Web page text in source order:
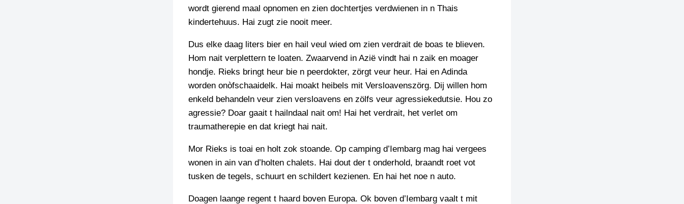
wordt gierend maal opnomen en zien dochtertjes verdwienen in n Thais
kindertehuus. Hai zugt zie nooit meer.
Dus elke daag liters bier en hail veul wied om zien verdrait de boas te blieven.
Hom nait verplettern te loaten. Zwaarvend in Azië vindt hai n zaik en moager
hondje. Rieks bringt heur bie n peerdokter, zörgt veur heur. Hai en Adinda
worden onòfschaaidelk. Hai moakt heibels mit Versloavenszörg. Dij willen hom
enkeld behandeln veur zien versloavens en zölfs veur agressiekedutsie. Hou zo
agressie? Doar gaait t hailndaal nait om! Hai het verdrait, het verlet om
traumatherepie en dat kriegt hai nait.
Mor Rieks is toai en holt zok stoande. Op camping d’Iembarg mag hai vergees
wonen in ain van d’holten chalets. Hai dout der t onderhold, braandt roet vot
tusken de tegels, schuurt en schildert kezienen. En hai het noe n auto.
Doagen laange regent t haard boven Europa. Ok boven d’Iembarg vaalt t mit